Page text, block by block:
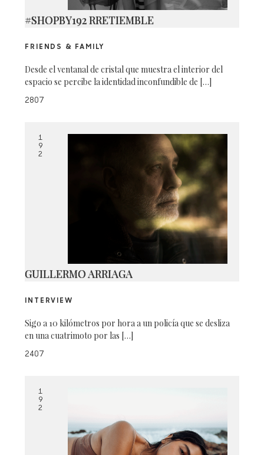
_DSC0439
#SHOPBY192 RRETIEMBLE
FRIENDS & FAMILY
Desde el ventanal de cristal que muestra el interior del
espacio se percibe la identidad inconfundible de […]
2807
1
9
2
GUILLERMO ARRIAGA
INTERVIEW
Sigo a 10 kilómetros por hora a un policía que se desliza
en una cuatrimoto por las […]
2407
1
9
2